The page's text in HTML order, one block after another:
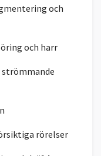
och
och harr
strömmande
rörelser